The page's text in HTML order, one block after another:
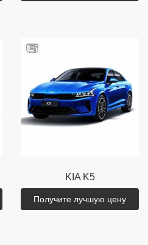
KIA K5
Получите лучшую цену